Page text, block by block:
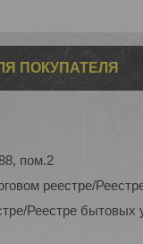
ПОКУПАТЕЛЯ
пом.2
реестре/
Реестре бытовых